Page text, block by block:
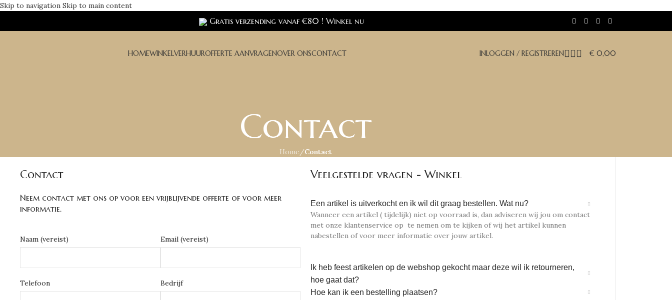
Skip to navigation Skip to main content
Gratis verzending vanaf €80 ! Winkel nu
HOMEWINKELVERHUUROFFERTE AANVRAGENOVER ONSCONTACT INLOGGEN / REGISTREREN € 0,00
Contact
Home/Contact
Contact
Neem contact met ons op voor een vrijblijvende offerte of voor meer
informatie.
Naam (vereist) Email (vereist)
Telefoon Bedrijf
Veelgestelde vragen - Winkel
Een artikel is uitverkocht en ik wil dit graag bestellen. Wat nu?
Wanneer een artikel ( tijdelijk) niet op voorraad is, dan adviseren wij jou om contact
met onze klantenservice op te nemen om te kijken of wij het artikel kunnen
nabestellen of voor meer informatie over jouw artikel.
Ik heb feest artikelen op de webshop gekocht maar deze wil ik retourneren,
hoe gaat dat?
Hoe kan ik een bestelling plaatsen?